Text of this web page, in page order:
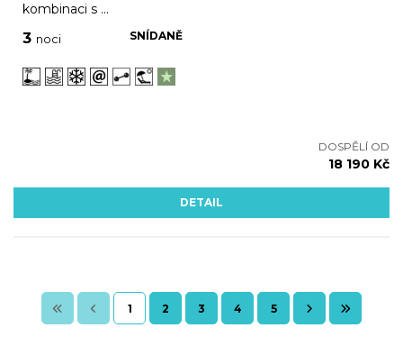
kombinaci s ...
3 noci SNÍDANĚ
DOSPĚLÍ OD
18 190 Kč
DETAIL
1 2 3 4 5